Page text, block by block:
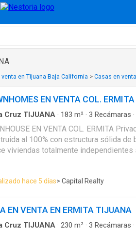
en Tijuana Baja California > Casas en
EN VENTA COL. ERMITA
Cruz TIJUANA · 183 m² · 3 Recámaras ·
EN VENTA COL. ERMITA Privada con 6 casas
al 100% con estructura sólida de
viviendas totalmente independientes
de sala-comedor integrado a una
además con medio baño de visitas y
secundaria con clóset, baño
y un genial cubo de luz y ventilación natural.
hace 5 días> Capital Realty
EN VENTA EN ERMITA TIJUANA
Cruz TIJUANA · 230 m² · 3 Recámaras ·